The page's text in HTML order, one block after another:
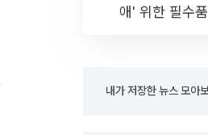
애' 위한 필수
내가 저장한 뉴스 모아